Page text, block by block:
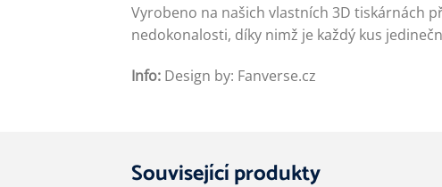
Vyrobeno na našich vlastních 3D tiskárnách
nedokonalosti, díky nimž je každý kus
Info: Design by: Fanverse.cz
Související produkty